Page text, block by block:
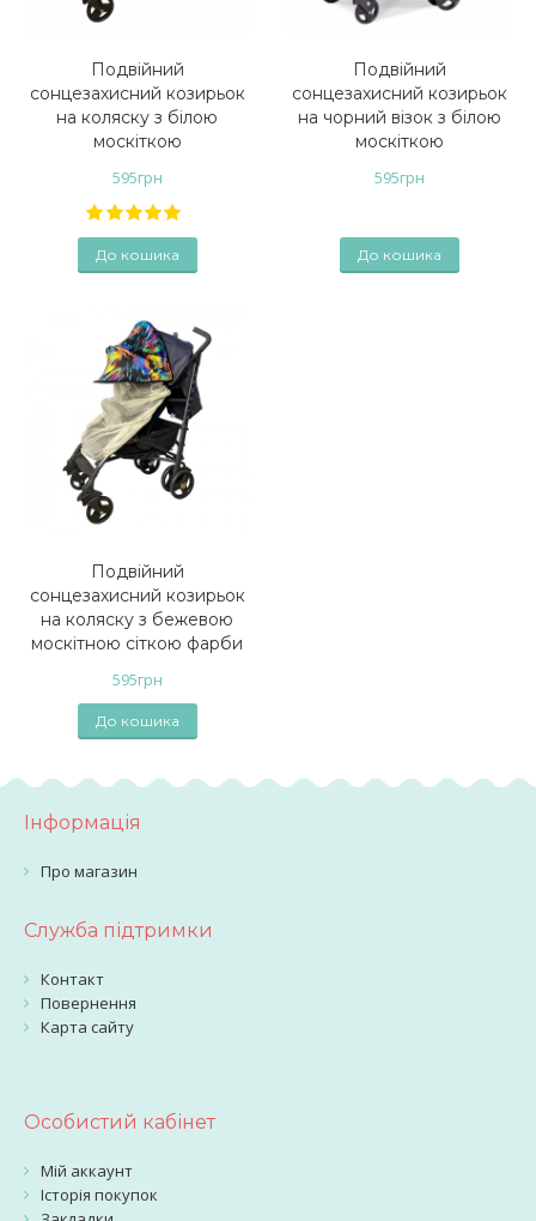
Подвійний
сонцезахисний козирьок
на коляску з білою
москіткою
595грн
До кошика
Подвійний
сонцезахисний козирьок
на чорний візок з білою
москіткою
595грн
До кошика
Подвійний
сонцезахисний козирьок
на коляску з бежевою
москітною сіткою фарби
595грн
До кошика
Інформація
Про магазин
Служба підтримки
Контакт
Повернення
Карта сайту
Особистий кабінет
Мій аккаунт
Історія покупок